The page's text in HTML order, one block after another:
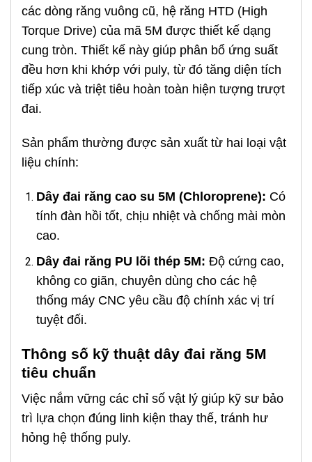
các dòng răng vuông cũ, hệ răng HTD (High
Torque Drive) của mã 5M được thiết kế dạng
cung tròn. Thiết kế này giúp phân bổ ứng suất
đều hơn khi khớp với puly, từ đó tăng diện tích
tiếp xúc và triệt tiêu hoàn toàn hiện tượng trượt
đai.
Sản phẩm thường được sản xuất từ hai loại vật
liệu chính:
Dây đai răng cao su 5M (Chloroprene): Có
tính đàn hồi tốt, chịu nhiệt và chống mài mòn
cao.
Dây đai răng PU lõi thép 5M: Độ cứng cao,
không co giãn, chuyên dùng cho các hệ
thống máy CNC yêu cầu độ chính xác vị trí
tuyệt đối.
Thông số kỹ thuật dây đai răng 5M
tiêu chuẩn
Việc nắm vững các chỉ số vật lý giúp kỹ sư bảo
trì lựa chọn đúng linh kiện thay thế, tránh hư
hỏng hệ thống puly.